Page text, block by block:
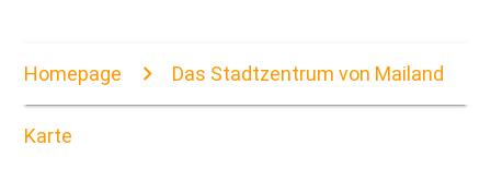
Homepage Das Stadtzentrum von Mailand
Karte